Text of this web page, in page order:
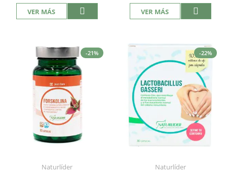
VER MÁS VER MÁS
-21%
Naturlíder
-22%
Naturlíder